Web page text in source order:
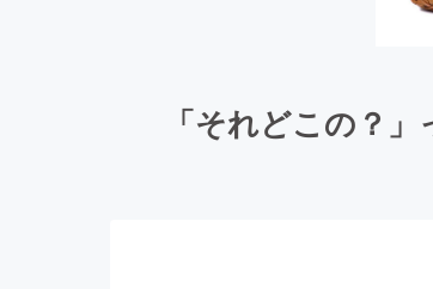
「それどこの？